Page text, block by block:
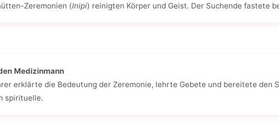
Zeremonien (Inipi) reinigten Körper und Geist. Der Suchende fastete
Medizinmann
erklärte die Bedeutung der Zeremonie, lehrte Gebete und bereitete den
spirituelle.